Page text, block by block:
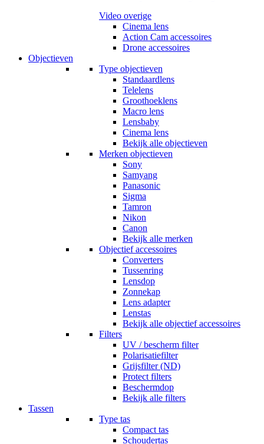
Video overige
Cinema lens
Action Cam accessoires
Drone accessoires
Objectieven
Type objectieven
Standaardlens
Telelens
Groothoeklens
Macro lens
Lensbaby
Cinema lens
Bekijk alle objectieven
Merken objectieven
Sony
Samyang
Panasonic
Sigma
Tamron
Nikon
Canon
Bekijk alle merken
Objectief accessoires
Converters
Tussenring
Lensdop
Zonnekap
Lens adapter
Lenstas
Bekijk alle objectief accessoires
Filters
UV / bescherm filter
Polarisatiefilter
Grijsfilter (ND)
Protect filters
Beschermdop
Bekijk alle filters
Tassen
Type tas
Compact tas
Schoudertas